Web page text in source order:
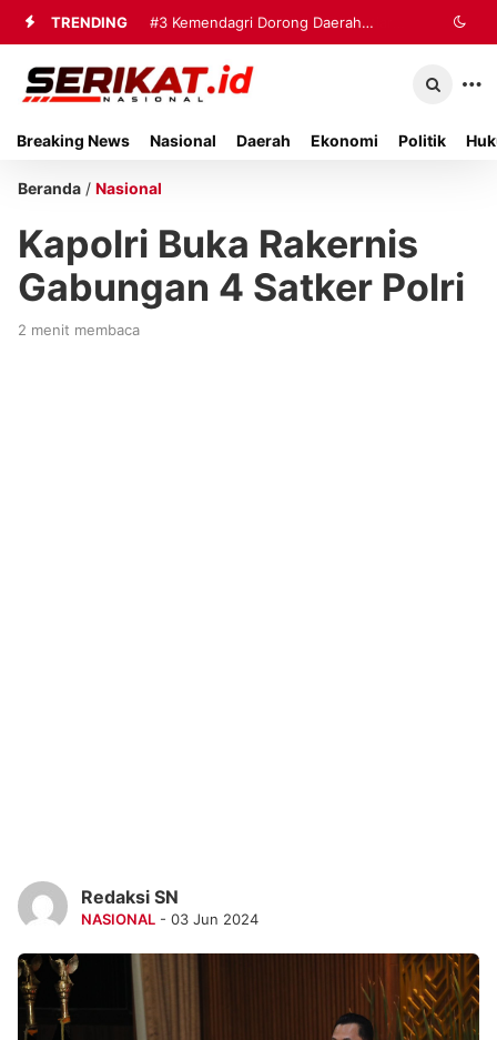
TRENDING #3 Kemendagri Dorong Daerah
Perkuat Tata Kelola Sampah
Breaking News Nasional Daerah Ekonomi Politik
Beranda / Nasional
Kapolri Buka Rakernis
Gabungan 4 Satker Polri
2 menit membaca
Redaksi SN
NASIONAL - 03 Jun 2024